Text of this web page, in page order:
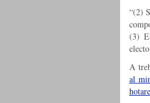
“(2)
(3)
A
al